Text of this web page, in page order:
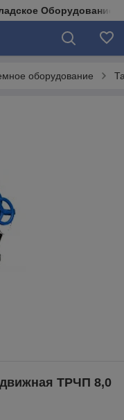
Оборудование
оборудование
ТРЧП 8,0